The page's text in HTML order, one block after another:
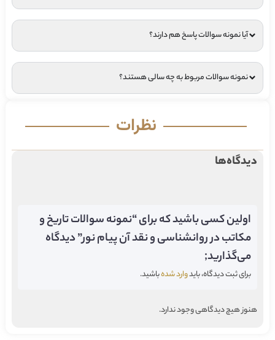
آیا نمونه سوالات پاسخ هم دارند؟
نمونه سوالات مربوط به چه سالی هستند؟
نظرات
دیدگاه‌ها
اولین کسی باشید که برای “نمونه سوالات تاریخ و
مکاتب در روانشناسی و نقد آن پیام نور” دیدگاه
می‌گذارید;
برای ثبت دیدگاه، بایدوارد شدهباشید.
هنوز هیچ دیدگاهی وجود ندارد.